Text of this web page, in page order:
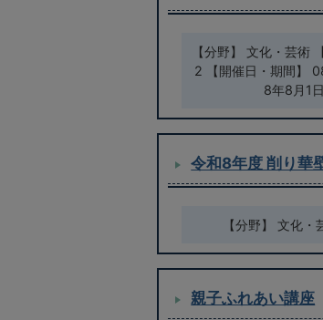
【分野】 文化・芸術
2 【開催日・期間】
8年8月1
令和8年度 削り華
【分野】 文化
親子ふれあい講座